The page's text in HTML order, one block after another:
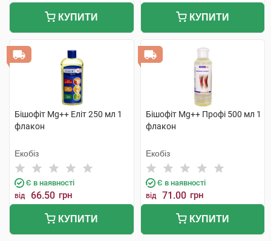
КУПИТИ КУПИТИ
Бішофіт Mg++ Еліт 250 мл 1
флакон
Екобіз
Є в наявності
від 66.50 грн
КУПИТИ
Бішофіт Mg++ Профі 500 мл 1
флакон
Екобіз
Є в наявності
від 71.00 грн
КУПИТИ